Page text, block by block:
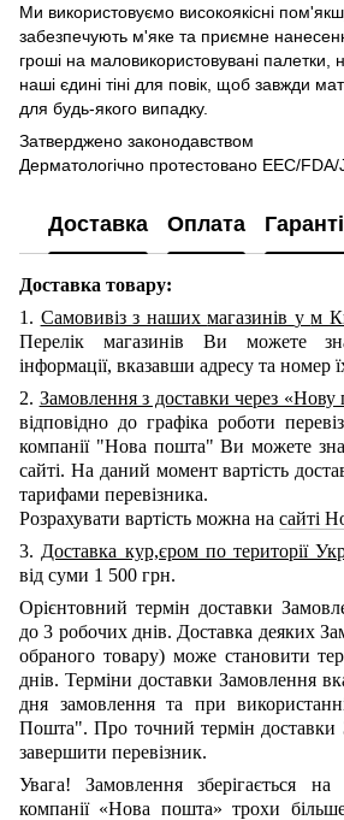
Ми використовуємо високоякісні
забезпечують м'яке та приємне
гроші на маловикористовувані палетки,
наші єдині тіні для повік, щоб завжди
для будь-якого випадку.
Затверджено законодавством
Дерматологічно протестовано EEC/FDA/
Доставка Оплата
Доставка товару:
1. Самовивіз з нашихмагазинів ум
Перелік магазинів Ви можете
інформації, вказавши адресу та номер
2. Замовлення з доставки через «Нову
відповідно до графіка роботи
компанії "Нова пошта" Ви можете
сайті. На даний момент вартість
тарифами перевізника.
Розрахувати вартість можна на сайті
3. Доставка кур,єром по території
від суми 1 500 грн.
Орієнтовний термін доставки
до 3 робочих днів. Доставка деяких
обраного товару) може становити
днів. Терміни доставки Замовлення
дня замовлення та при
Пошта". Про точний термін доставки
завершити перевізник.
Увага! Замовлення зберігається на
компанії «Нова пошта»трохи